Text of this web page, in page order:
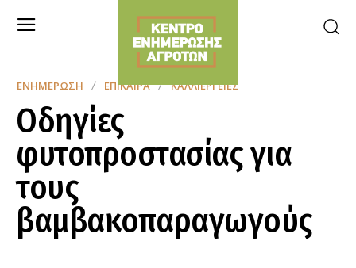
ΕΝΗΜΈΡΩΣΗ ΕΠΊΚΑΙΡΑ ΚΑΛΛΙΈΡΓΕΙΕΣ
Οδηγίες
φυτοπροστασίας για
τους
βαμβακοπαραγωγούς